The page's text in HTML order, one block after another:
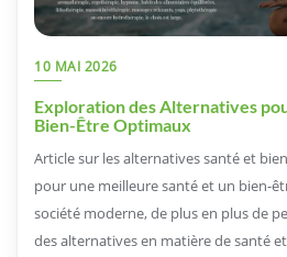
10 MAI 2026
Exploration des Alternatives
Bien-Être Optimaux
Article sur les alternatives santé et
pour une meilleure santé et un bien-
société moderne, de plus en plus de
des alternatives en matière de santé